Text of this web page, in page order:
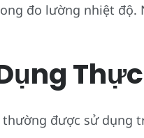
đo lường nhiệt độ.
thường được sử dụng